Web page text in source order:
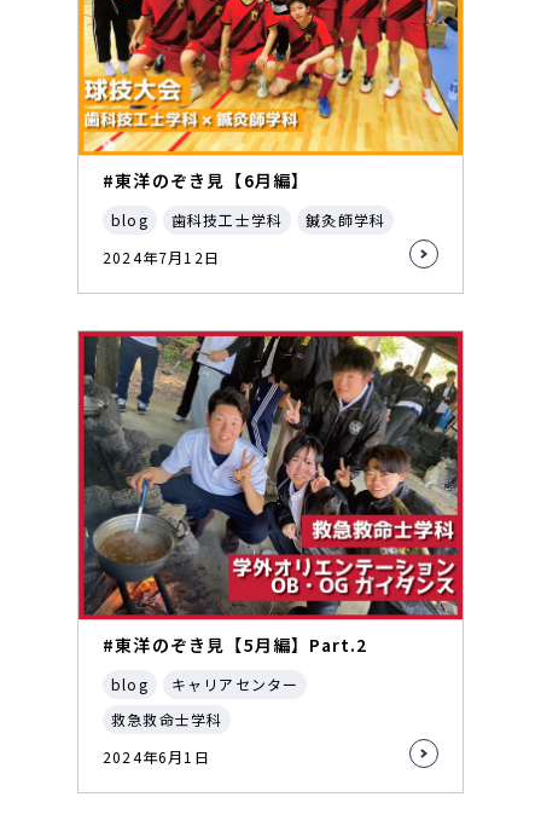
#東洋のぞき見【6月編】
blog 歯科技工士学科
鍼灸師学科
2024年7月12日
#東洋のぞき見【5月編】Part.2
blog
キャリアセンター
救急救命士学科
2024年6月1日